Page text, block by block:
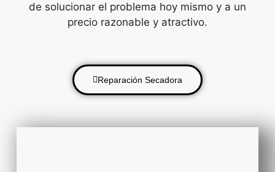
de solucionar el problema hoy mismo y a un
precio razonable y atractivo.
Reparación Secadora